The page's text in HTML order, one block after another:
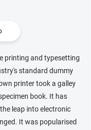
printing and typesetting
standard dummy
printer took a galley
book. It has
leap into electronic
It was popularised